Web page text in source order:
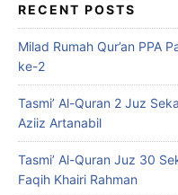
RECENT POSTS
Milad Rumah Qur’an PPA
ke-2
Tasmi’ Al-Quran 2 Juz
Aziiz Artanabil
Tasmi’ Al-Quran Juz 30
Faqih Khairi Rahman